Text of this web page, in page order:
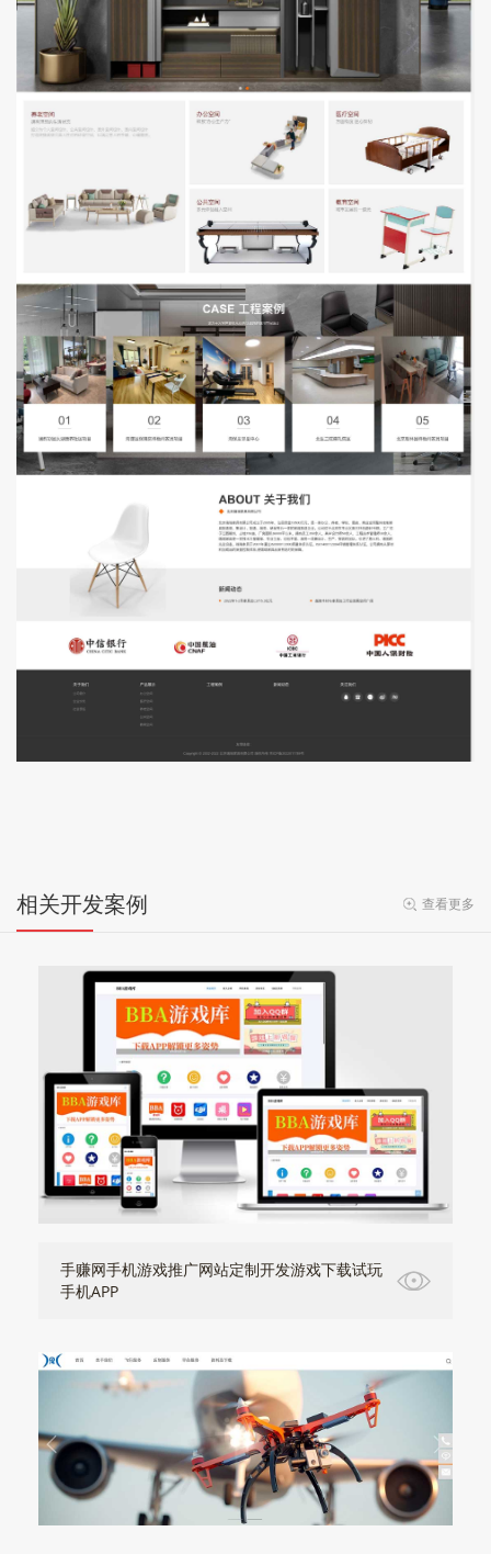
相关开发案例 查看更多
手赚网手机游戏推广网站定制开发游戏下载试玩
手机APP